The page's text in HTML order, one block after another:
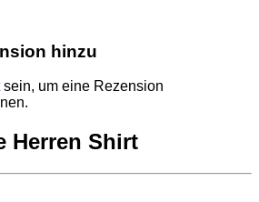
hinzu
sein, um eine Rezension
Herren Shirt